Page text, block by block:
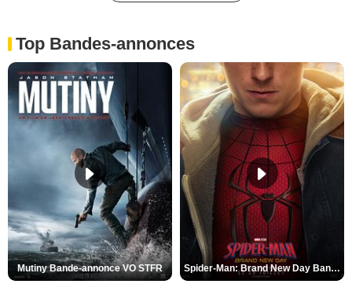
Top Bandes-annonces
Mutiny Bande-annonce VO STFR Spider-Man: Brand New Day Bande-annonce VO STFR